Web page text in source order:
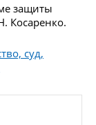
защиты
Косаренко.
суд,